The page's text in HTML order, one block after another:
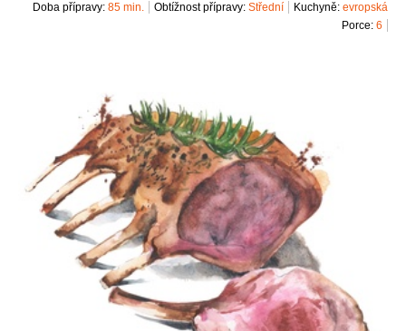
Kuchyně: evropská
Obtížnost přípravy: Střední
Doba přípravy: 85 min.
Porce: 6